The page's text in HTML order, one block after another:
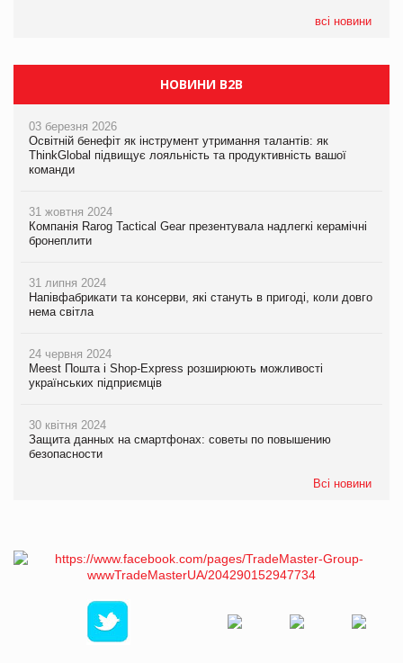
всі новини
НОВИНИ B2B
03 березня 2026
Освітній бенефіт як інструмент утримання талантів: як
ThinkGlobal підвищує лояльність та продуктивність вашої
команди
31 жовтня 2024
Компанія Rarog Tactical Gear презентувала надлегкі керамічні
бронеплити
31 липня 2024
Напівфабрикати та консерви, які стануть в пригоді, коли довго
нема світла
24 червня 2024
Meest Пошта і Shop-Express розширюють можливості
українських підприємців
30 квітня 2024
Защита данных на смартфонах: советы по повышению
безопасности
Всі новини